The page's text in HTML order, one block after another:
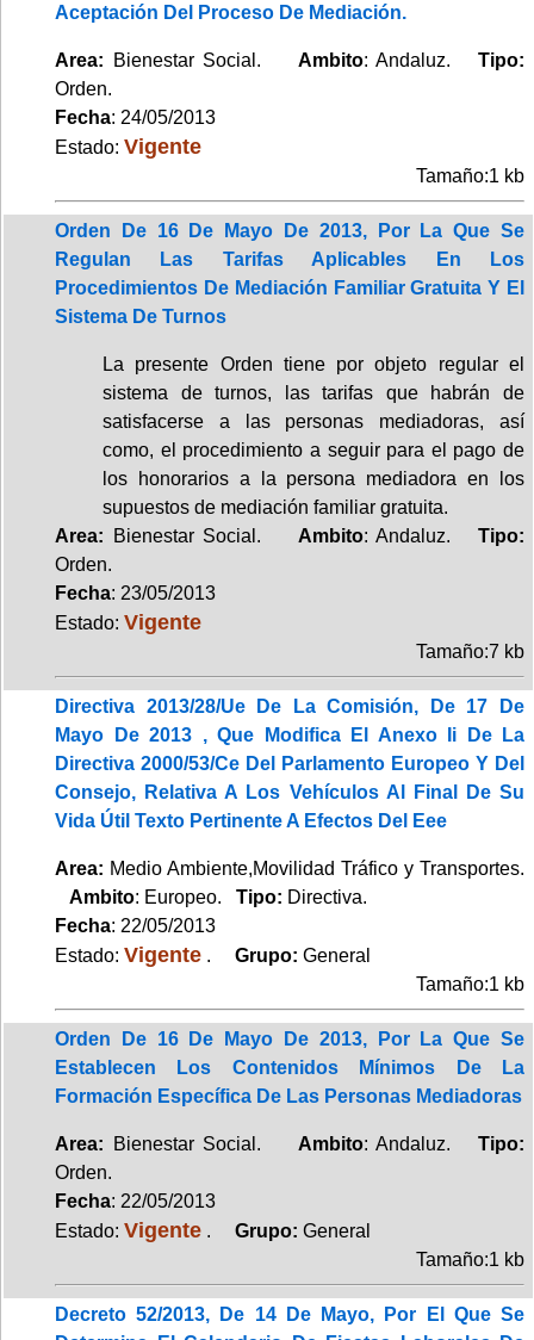
Aceptación Del Proceso De Mediación.
Area: Bienestar Social. Ambito: Andaluz.Tipo:
Orden.
Fecha: 24/05/2013
Estado: Vigente
Tamaño:1 kb
Orden De 16 De Mayo De 2013, Por La Que Se
Regulan Las Tarifas Aplicables En Los
Procedimientos De Mediación Familiar Gratuita Y El
Sistema De Turnos
La presente Orden tiene por objeto regular el
sistema de turnos, las tarifas que habrán de
satisfacerse a las personas mediadoras, así
como, el procedimiento a seguir para el pago de
los honorarios a la persona mediadora en los
supuestos de mediación familiar gratuita.
Area: Bienestar Social. Ambito: Andaluz.Tipo:
Orden.
Fecha: 23/05/2013
Estado: Vigente
Tamaño:7 kb
Directiva 2013/28/Ue De La Comisión, De 17 De
Mayo De 2013 , Que Modifica El Anexo Ii De La
Directiva 2000/53/Ce Del Parlamento Europeo Y Del
Consejo, Relativa A Los Vehículos Al Final De Su
Vida Útil Texto Pertinente A Efectos Del Eee
Area: Medio Ambiente,Movilidad Tráfico y Transportes.
Ambito: Europeo. Tipo: Directiva.
Fecha: 22/05/2013
Estado: Vigente . Grupo: General
Tamaño:1 kb
Orden De 16 De Mayo De 2013, Por La Que Se
Establecen Los Contenidos Mínimos De La
Formación Específica De Las Personas Mediadoras
Area: Bienestar Social. Ambito: Andaluz.Tipo:
Orden.
Fecha: 22/05/2013
Estado: Vigente . Grupo: General
Tamaño:1 kb
Decreto 52/2013, De 14 De Mayo, Por El Que Se